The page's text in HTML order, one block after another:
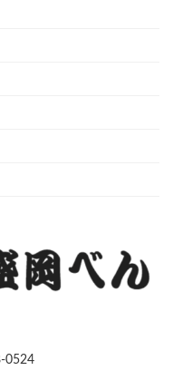
0524